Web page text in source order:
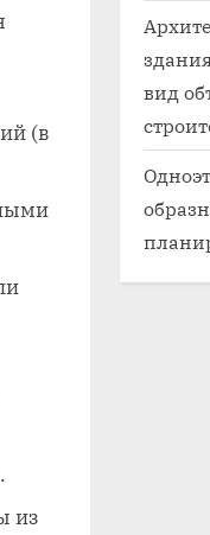
(в
из
вид